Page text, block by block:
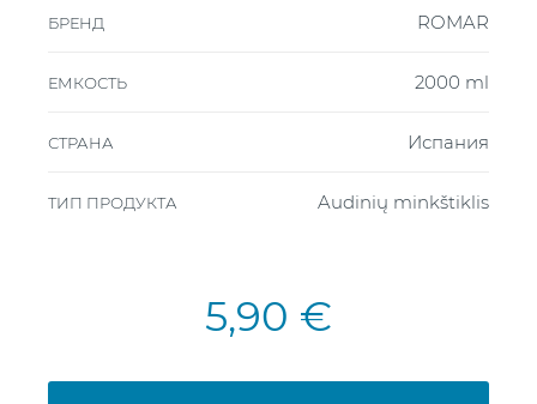
БРЕНД ROMAR
ЕМКОСТЬ 2000 ml
СТРАНА Испания
ТИП ПРОДУКТА Audinių minkštiklis
5,90 €